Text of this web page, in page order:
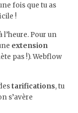
fois que tu as
!
l’heure. Pour un
extension
pas !). Webflow
tarifications, tu
s’avère